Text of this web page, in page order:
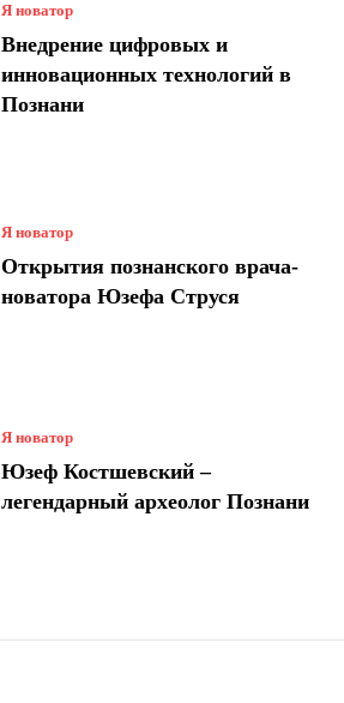
Я новатор
Внедрение цифровых и
инновационных технологий в
Познани
Я новатор
Открытия познанского врача-
новатора Юзефа Струся
Я новатор
Юзеф Костшевский –
легендарный археолог Познани